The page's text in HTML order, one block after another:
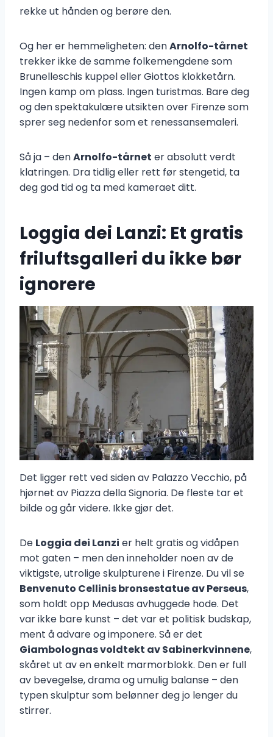
rekke ut hånden og berøre den.
Og her er hemmeligheten: denArnolfo-tårnet
trekker ikke de samme folkemengdene som
Brunelleschis kuppel eller Giottos klokketårn.
Ingen kamp om plass. Ingen turistmas. Bare deg
og den spektakulære utsikten over Firenze som
sprer seg nedenfor som et renessansemaleri.
Så ja – denArnolfo-tårnet er absolutt verdt
klatringen. Dra tidlig eller rett før stengetid, ta
deg god tid og ta med kameraet ditt.
Loggia dei Lanzi: Et gratis
friluftsgalleri du ikke bør
ignorere
Det ligger rett ved siden av Palazzo Vecchio, på
hjørnet av Piazza della Signoria. De fleste tar et
bilde og går videre. Ikke gjør det.
De Loggia dei Lanzi er helt gratis og vidåpen
mot gaten – men den inneholder noen av de
viktigste, utrolige skulpturene i Firenze. Du vil se
Benvenuto Cellinis bronsestatue av Perseus,
som holdt opp Medusas avhuggede hode. Det
var ikke bare kunst – det var et politisk budskap,
ment å advare og imponere. Så er det
Giambolognas voldtekt av Sabinerkvinnene,
skåret ut av en enkelt marmorblokk. Den er full
av bevegelse, drama og umulig balanse – den
typen skulptur som belønner deg jo lenger du
stirrer.